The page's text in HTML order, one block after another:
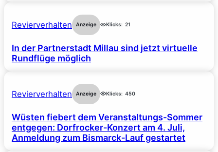
Revierverhalten Anzeige Klicks: 21
In der Partnerstadt Millau sind jetzt virtuelle
Rundflüge möglich
Revierverhalten Anzeige Klicks: 450
Wüsten fiebert dem Veranstaltungs-Sommer
entgegen: Dorfrocker-Konzert am 4. Juli,
Anmeldung zum Bismarck-Lauf gestartet